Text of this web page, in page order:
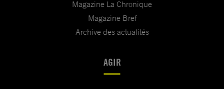
Magazine La Chronique
Magazine Bref
Archive des actualités
AGIR